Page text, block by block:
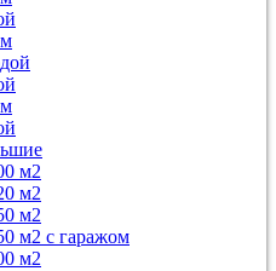
м2
м2
м2
м2 с гаражом
м2